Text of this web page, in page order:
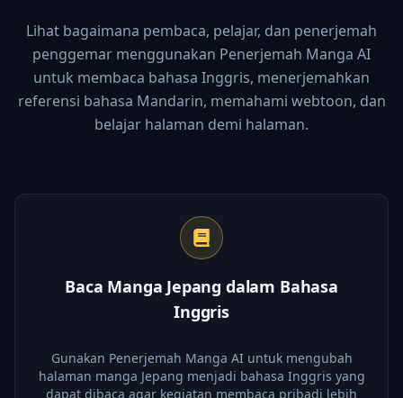
Lihat bagaimana pembaca, pelajar, dan penerjemah
penggemar menggunakan Penerjemah Manga AI
untuk membaca bahasa Inggris, menerjemahkan
referensi bahasa Mandarin, memahami webtoon, dan
belajar halaman demi halaman.
Baca Manga Jepang dalam Bahasa
Inggris
Gunakan Penerjemah Manga AI untuk mengubah
halaman manga Jepang menjadi bahasa Inggris yang
dapat dibaca agar kegiatan membaca pribadi lebih